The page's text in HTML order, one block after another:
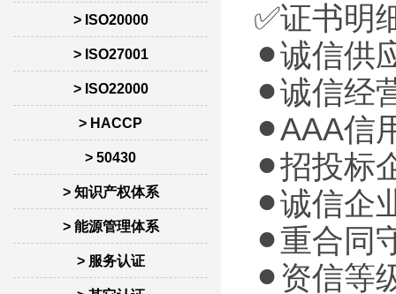
> ISO20000
> ISO27001
> ISO22000
> HACCP
> 50430
> 知识产权体系
> 能源管理体系
> 服务认证
✅证书明
⚫︎诚信
⚫︎诚信
⚫︎AAA信
⚫︎招投标
⚫︎诚信
⚫︎重合同
⚫︎资信等